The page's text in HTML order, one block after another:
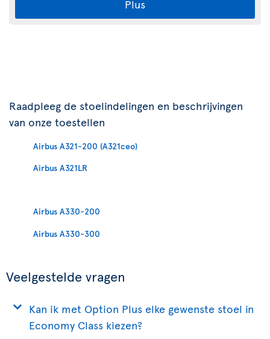
Plus
Raadpleeg de stoelindelingen en beschrijvingen
van onze toestellen
Airbus A321-200 (A321ceo)
Airbus A321LR
Airbus A330-200
Airbus A330-300
Veelgestelde vragen
Kan ik met Option Plus elke gewenste stoel in
Economy Class kiezen?